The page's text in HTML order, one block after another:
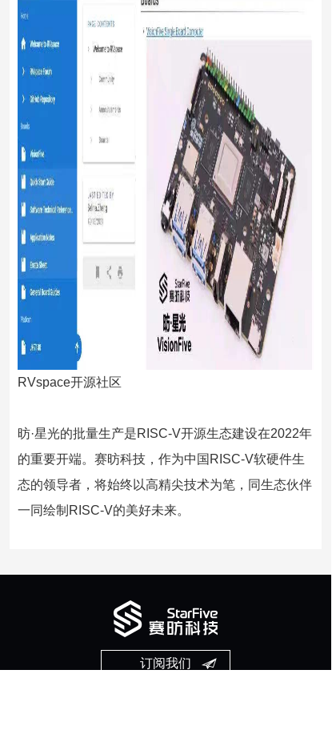
RVspace开源社区
昉·星光的批量生产是RISC-V开源生态建设在2022年
的重要开端。赛昉科技，作为中国RISC-V软硬件生
态的领导者，将始终以高精尖技术为笔，同生态伙伴
一同绘制RISC-V的美好未来。
订阅我们